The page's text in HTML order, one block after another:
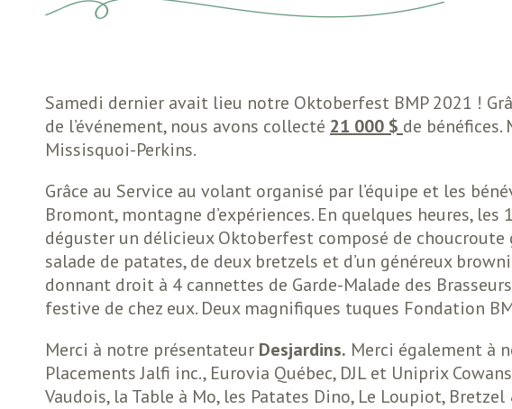
Samedi dernier avait lieu notre Oktoberfest BMP 2021 !
de l’événement, nous avons collecté 21 000 $ de
Missisquoi-Perkins.
Grâce au Service au volant organisé par l’équipe et les
Bromont, montagne d’expériences. En quelques heures,
déguster un délicieux Oktoberfest composé de choucroute
salade de patates, de deux bretzels et d’un généreux
donnant droit à 4 cannettes de Garde-Malade des
festive de chez eux. Deux magnifiques tuques Fondation
Merci à notre présentateur Desjardins. Merci également à
Placements Jalfi inc., Eurovia Québec, DJL et Uniprix
Vaudois, la Table à Mo, les Patates Dino, Le Loupiot,